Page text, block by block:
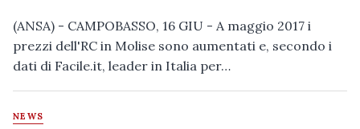
(ANSA) - CAMPOBASSO, 16 GIU - A maggio 2017 i
prezzi dell'RC in Molise sono aumentati e, secondo i
dati di Facile.it, leader in Italia per…
NEWS